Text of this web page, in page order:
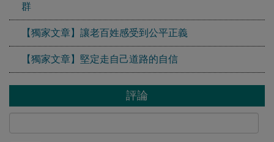
群
【獨家文章】讓老百姓感受到公平正義
【獨家文章】堅定走自己道路的自信
評論